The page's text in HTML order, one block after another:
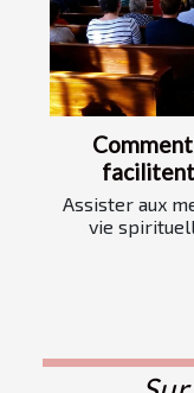
facilitent
Assister aux
vie